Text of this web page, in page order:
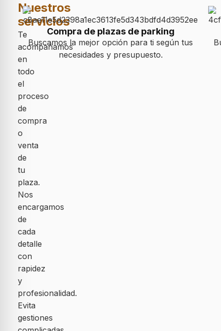
Nuestros
servicios
Te
acompañamos
en
todo
el
proceso
de
compra
o
venta
de
tu
plaza.
Nos
encargamos
de
cada
detalle
con
rapidez
y
profesionalidad.
Evita
gestiones
Compra de plazas de parking
Buscamos la mejor opción para ti según tus
necesidades y presupuesto.